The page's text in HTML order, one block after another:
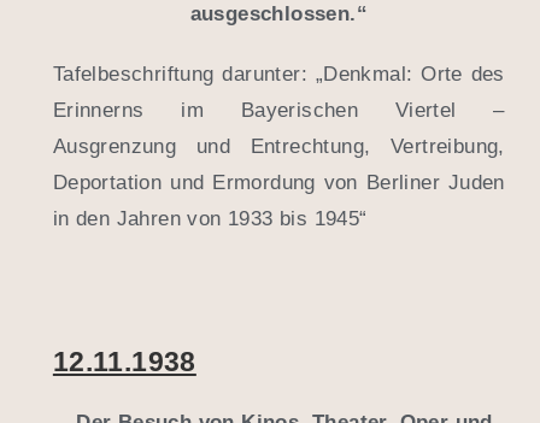
ausgeschlossen.“
Tafelbeschriftung darunter: „Denkmal: Orte des
Erinnerns im Bayerischen Viertel –
Ausgrenzung und Entrechtung, Vertreibung,
Deportation und Ermordung von Berliner Juden
in den Jahren von 1933 bis 1945“
12.11.1938